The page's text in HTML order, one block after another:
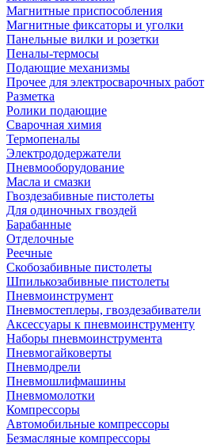
Магнитные приспособления
Магнитные фиксаторы и уголки
Панельные вилки и розетки
Пеналы-термосы
Подающие механизмы
Прочее для электросварочных работ
Разметка
Ролики подающие
Сварочная химия
Термопеналы
Электрододержатели
Пневмооборудование
Масла и смазки
Гвоздезабивные пистолеты
Для одиночных гвоздей
Барабанные
Отделочные
Реечные
Скобозабивные пистолеты
Шпилькозабивные пистолеты
Пневмоинструмент
Пневмостеплеры, гвоздезабиватели
Аксессуары к пневмоинструменту
Наборы пневмоинструмента
Пневмогайковерты
Пневмодрели
Пневмошлифмашины
Пневмомолотки
Компрессоры
Автомобильные компрессоры
Безмасляные компрессоры